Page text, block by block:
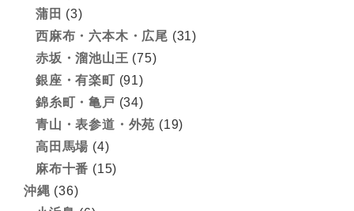
蒲田 (3)
西麻布・六本木・広尾 (31)
赤坂・溜池山王 (75)
銀座・有楽町 (91)
錦糸町・亀戸 (34)
青山・表参道・外苑 (19)
高田馬場 (4)
麻布十番 (15)
沖縄 (36)